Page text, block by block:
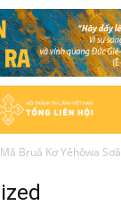
Bruă Kơ Yêhôwa